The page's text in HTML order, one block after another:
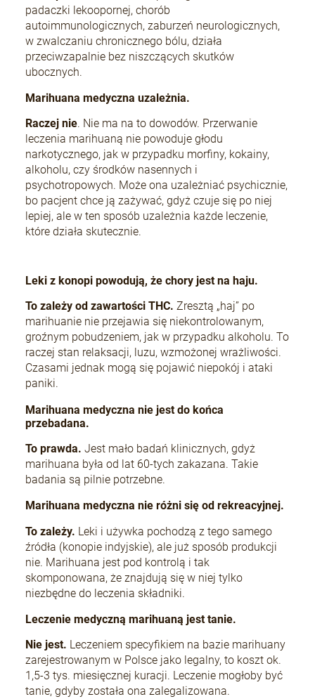
padaczki lekoopornej, chorób
autoimmunologicznych, zaburzeń neurologicznych,
w zwalczaniu chronicznego bólu, działa
przeciwzapalnie bez niszczących skutków
ubocznych.
Marihuana medyczna uzależnia.
Raczej nie. Nie ma na to dowodów. Przerwanie
leczenia marihuaną nie powoduje głodu
narkotycznego, jak w przypadku morfiny, kokainy,
alkoholu, czy środków nasennych i
psychotropowych. Może ona uzależniać psychicznie,
bo pacjent chce ją zażywać, gdyż czuje się po niej
lepiej, ale w ten sposób uzależnia każde leczenie,
które działa skutecznie.
Leki z konopi powodują, że chory jest na haju.
To zależy od zawartości THC. Zresztą „haj” po
marihuanie nie przejawia się niekontrolowanym,
groźnym pobudzeniem, jak w przypadku alkoholu. To
raczej stan relaksacji, luzu, wzmożonej wrażliwości.
Czasami jednak mogą się pojawić niepokój i ataki
paniki.
Marihuana medyczna nie jest do końca
przebadana.
To prawda. Jest mało badań klinicznych, gdyż
marihuana była od lat 60-tych zakazana. Takie
badania są pilnie potrzebne.
Marihuana medyczna nie różni się od rekreacyjnej.
To zależy. Leki i używka pochodzą z tego samego
źródła (konopie indyjskie), ale już sposób produkcji
nie. Marihuana jest pod kontrolą i tak
skomponowana, że znajdują się w niej tylko
niezbędne do leczenia składniki.
Leczenie medyczną marihuaną jest tanie.
Nie jest. Leczeniem specyfikiem na bazie marihuany
zarejestrowanym w Polsce jako legalny, to koszt ok.
1,5-3 tys. miesięcznej kuracji. Leczenie mogłoby być
tanie, gdyby została ona zalegalizowana.